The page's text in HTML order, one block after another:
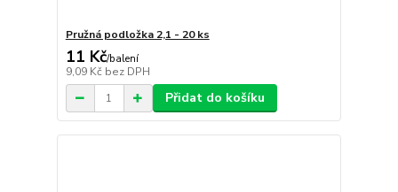
Pružná podložka 2,1 - 20 ks
11 Kč/balení
9,09 Kč bez DPH
Přidat do košíku